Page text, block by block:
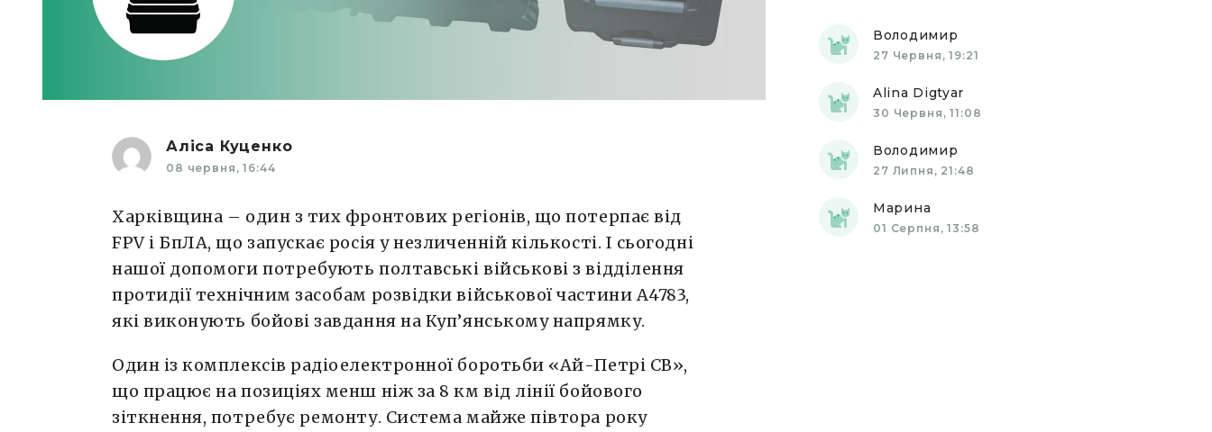
Аліса Куценко
08 червня, 16:44
Харківщина – один з тих фронтових регіонів, що потерпає від
FPV і БпЛА, що запускає росія у незличенній кількості. І сьогодні
нашої допомоги потребують полтавські військові з відділення
протидії технічним засобам розвідки військової частини А4783,
які виконують бойові завдання на Куп’янському напрямку.
Один із комплексів радіоелектронної боротьби «Ай-Петрі СВ»,
що працює на позиціях менш ніж за 8 км від лінії бойового
зіткнення, потребує ремонту. Система майже півтора року
Володимир
27 Червня, 19:21
Alina Digtyar
30 Червня, 11:08
Володимир
27 Липня, 21:48
Марина
01 Серпня, 13:58